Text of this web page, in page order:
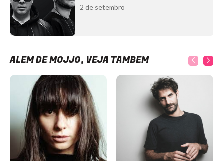
2 de setembro
ALÉM DE MOJJO, VEJA TAMBÉM